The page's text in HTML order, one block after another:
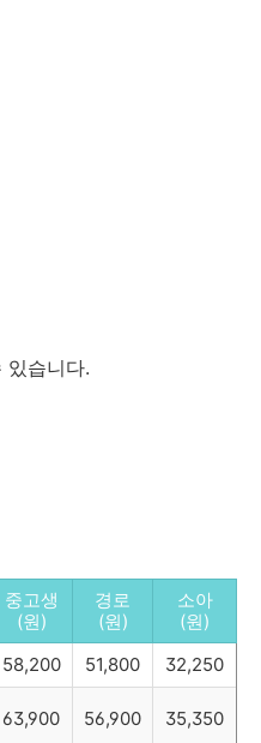
있습니다.
중고생
(원)
경로
(원)
소아
(원)
58,200 51,800
32,250
63,900 56,900 35,350